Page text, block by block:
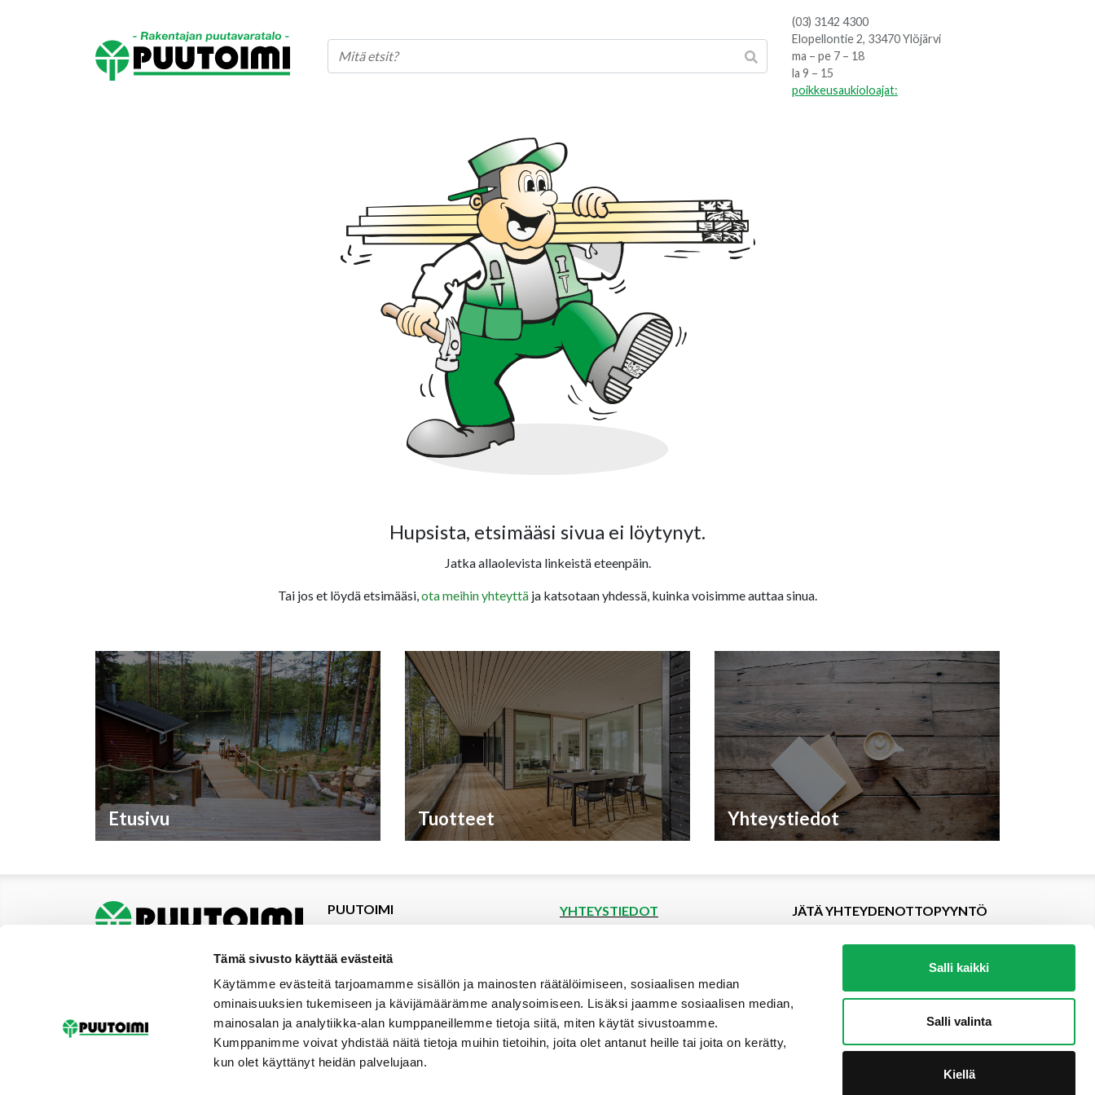
Tämä sivusto käyttää evästeitä
Käytämme evästeitä tarjoamamme sisällön ja mainosten räätälöimiseen, sosiaalisen median
ominaisuuksien tukemiseen ja kävijämäärämme analysoimiseen. Lisäksi jaamme sosiaalisen median,
mainosalan ja analytiikka-alan kumppaneillemme tietoja siitä, miten käytät sivustoamme.
Kumppanimme voivat yhdistää näitä tietoja muihin tietoihin, joita olet antanut heille tai joita on kerätty,
kun olet käyttänyt heidän palvelujaan.
Salli kaikki
Salli valinta
Kiellä
(03) 3142 4300
Elopellontie 2, 33470 Ylöjärvi
ma – pe 7 – 18
la 9 – 15
poikkeusaukioloajat:
Hupsista, etsimääsi sivua ei löytynyt.
Jatka allaolevista linkeistä eteenpäin.
Tai jos et löydä etsimääsi,ota meihin yhteyttä ja katsotaan yhdessä, kuinka voisimme auttaa sinua.
Etusivu Tuotteet Yhteystiedot
PUUTOIMI
Tarjoukset
Yhteystiedot
Materiaalipankki
Palvelut
Uutiset
Galleria
YHTEYSTIEDOT
Elopellontie 2, 33470 Ylöjärvi
Puh (03) 3142 4300 (vaihde)
myynti@puutoimi.fi
AVOINNA
JÄTÄ YHTEYDENOTTOPYYNTÖ